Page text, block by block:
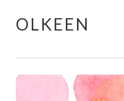
Skip
OLKEEN